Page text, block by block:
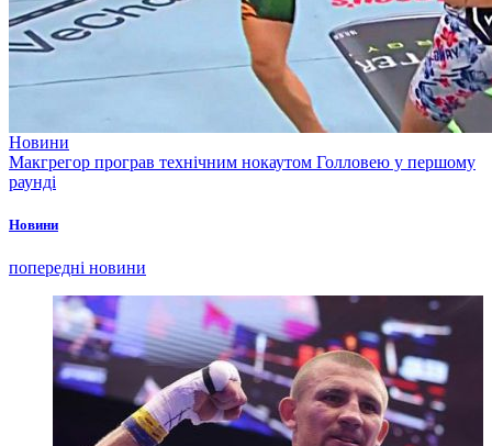
Новини
Макгрегор програв технічним нокаутом Голловею у першому
раунді
Новини
попередні новини